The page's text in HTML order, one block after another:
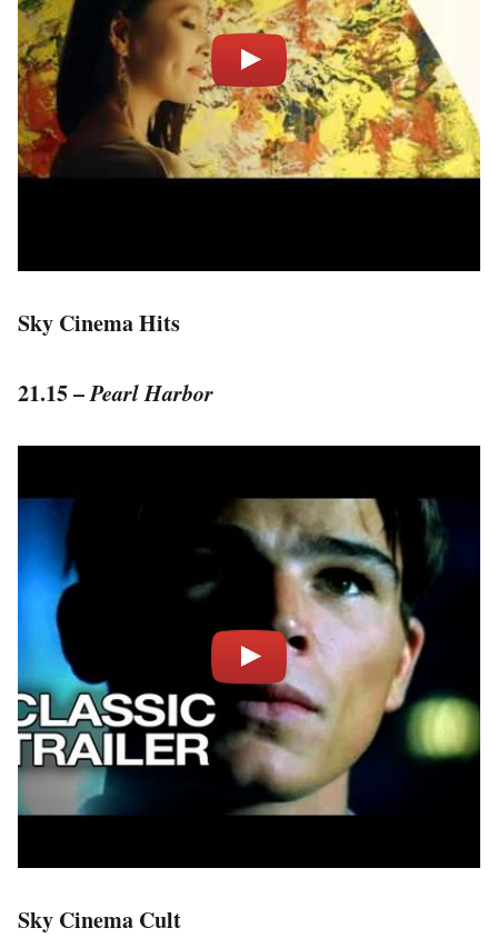
Sky Cinema Hits
21.15 –Pearl Harbor
Sky Cinema Cult